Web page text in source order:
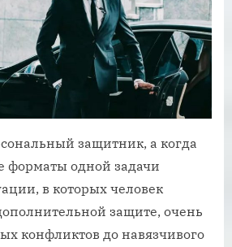
защитник, а когда
форматы одной задачи
в которых человек
защите, очень
конфликтов до навязчивого